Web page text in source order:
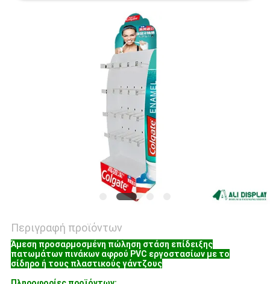
Περιγραφή προϊόντων
Άμεση προσαρμοσμένη πώληση στάση επίδειξης
πατωμάτων πινάκων αφρού PVC εργοστασίων με το
σίδηρο ή τους πλαστικούς γάντζους